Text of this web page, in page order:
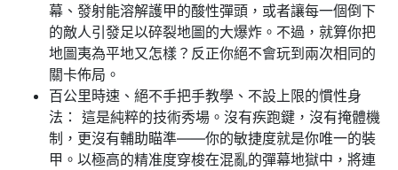
幕、發射能溶解護甲的酸性彈頭，或者讓每一個倒下
的敵人引發足以碎裂地圖的大爆炸。不過，就算你把
地圖夷為平地又怎樣？反正你絕不會玩到兩次相同的
關卡佈局。
百公里時速、絕不手把手教學、不設上限的慣性身
法： 這是純粹的技術秀場。沒有疾跑鍵，沒有掩體機
制，更沒有輔助瞄準——你的敏捷度就是你唯一的裝
甲。以極高的精准度穿梭在混亂的彈幕地獄中，將連